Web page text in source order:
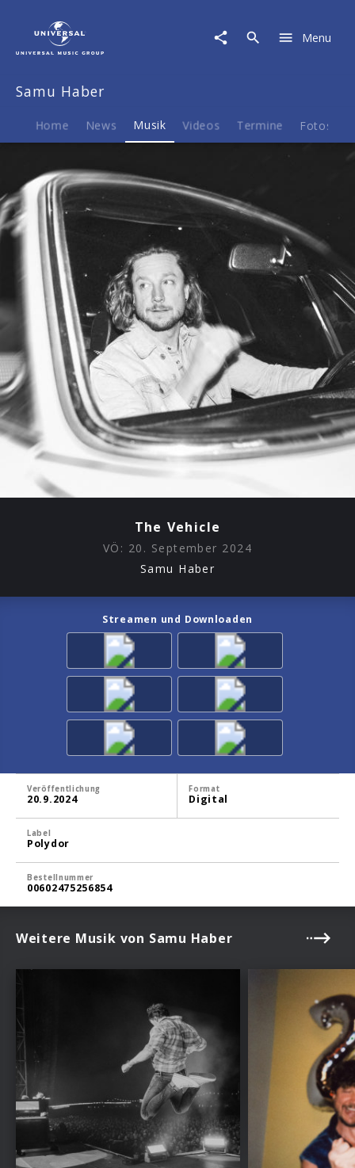
Musik
The
Menu
Samu Haber
Home News Musik Videos Termine Fotos
The Vehicle
VÖ: 20. September 2024
Samu Haber
Streamen und Downloaden
Veröffentlichung
20.9.2024
Format
Digital
Label
Polydor
Bestellnummer
00602475256854
Weitere Musik von Samu Haber